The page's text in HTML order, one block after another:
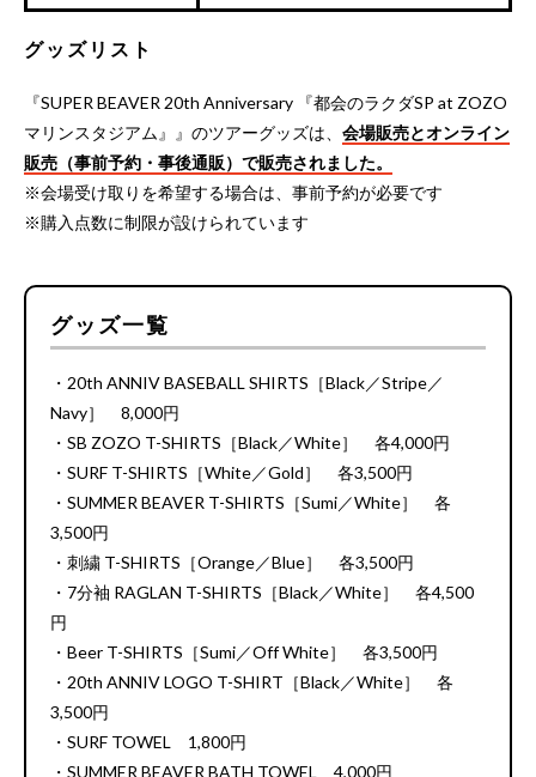
グッズリスト
『SUPER BEAVER 20th Anniversary 『都会のラクダSP at ZOZO
マリンスタジアム』』のツアーグッズは、 会場販売とオンライン
販売（事前予約・事後通販）で販売されました。
※会場受け取りを希望する場合は、事前予約が必要です
※購入点数に制限が設けられています
グッズ一覧
・20th ANNIV BASEBALL SHIRTS［Black／Stripe／
Navy］ 8,000円
・SB ZOZO T-SHIRTS［Black／White］ 各4,000円
・SURF T-SHIRTS［White／Gold］ 各3,500円
・SUMMER BEAVER T-SHIRTS［Sumi／White］ 各
3,500円
・刺繍 T-SHIRTS［Orange／Blue］ 各3,500円
・7分袖 RAGLAN T-SHIRTS［Black／White］ 各4,500
円
・Beer T-SHIRTS［Sumi／Off White］ 各3,500円
・20th ANNIV LOGO T-SHIRT［Black／White］ 各
3,500円
・SURF TOWEL 1,800円
・SUMMER BEAVER BATH TOWEL 4,000円